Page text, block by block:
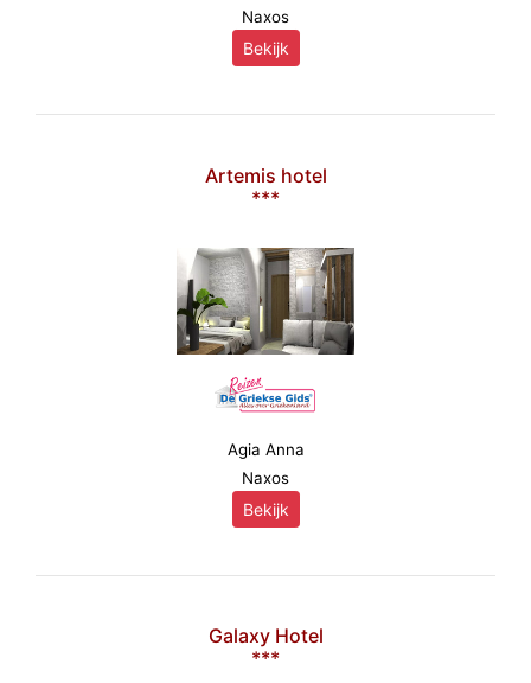
Naxos
Bekijk
Artemis hotel
***
Agia Anna
Naxos
Bekijk
Galaxy Hotel
***